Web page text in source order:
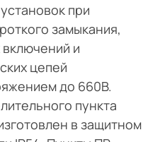
при
замыкания,
и
цепей
до 660В.
пункта
в защитном